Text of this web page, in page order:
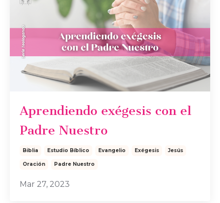
Aprendiendo exégesis con el
Padre Nuestro
Biblia Estudio Bíblico Evangelio Exégesis Jesús
Oración Padre Nuestro
Mar 27, 2023